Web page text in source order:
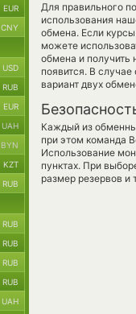
Для правильного
использования
обмена. Если
можете
обмена и получить
появится. В
вариант двух
Каждый из
при этом команда
Использование
пунктах. При
размер резервов и
EUR
CNY
USD
RUB
EUR
UAH
BYN
KZT
RUB
RUB
RUB
RUB
RUB
UAH